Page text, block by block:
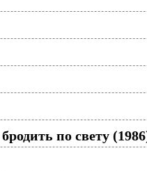
по свету